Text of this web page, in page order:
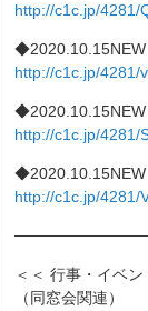
http://c1c.jp/4281/
◆2020.10.15NEW
http://c1c.jp/4281/
◆2020.10.15NEW
http://c1c.jp/4281/
◆2020.10.15NEW
http://c1c.jp/4281/
＜＜ 行事・イベ
（同窓会関連）